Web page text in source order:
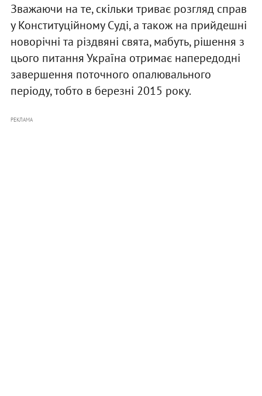
Зважаючи на те, скільки триває розгляд справ
у Конституційному Суді, а також на прийдешні
новорічні та різдвяні свята, мабуть, рішення з
цього питання Україна отримає напередодні
завершення поточного опалювального
періоду, тобто в березні 2015 року.
РЕКЛАМА